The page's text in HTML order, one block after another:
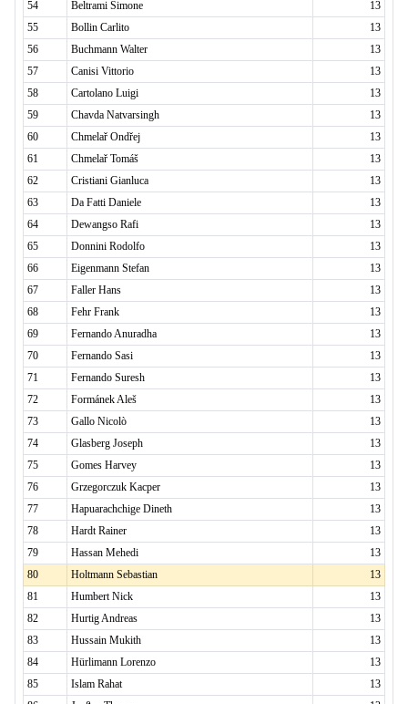
54 Beltrami Simone
13
55
Bollin Carlito
13
56
Buchmann Walter
13
57
Canisi Vittorio
13
58
Cartolano Luigi
13
59
Chavda Natvarsingh
13
60
Chmelař Ondřej
13
61
Chmelař Tomáš
13
62
Cristiani Gianluca
13
63
Da Fatti Daniele
13
64
Dewangso Rafi
13
65
Donnini Rodolfo
13
66
Eigenmann Stefan
13
67
Faller Hans
13
68
Fehr Frank
13
69
Fernando Anuradha
13
70
Fernando Sasi
13
71
Fernando Suresh
13
72
Formánek Aleš
13
73
Gallo Nicolò
13
74
Glasberg Joseph
13
75
Gomes Harvey
13
76
Grzegorczuk Kacper
13
77
Hapuarachchige Dineth
13
78
Hardt Rainer
13
79
Hassan Mehedi
13
80
Holtmann Sebastian
13
81
Humbert Nick
13
82
Hurtig Andreas
13
83
Hussain Mukith
13
84
Hürlimann Lorenzo
13
85
Islam Rahat
13